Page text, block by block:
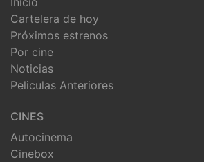
Cartelera de hoy
Próximos estrenos
Por cine
Noticias
Peliculas Anteriores
CINES
Autocinema
Cinebox